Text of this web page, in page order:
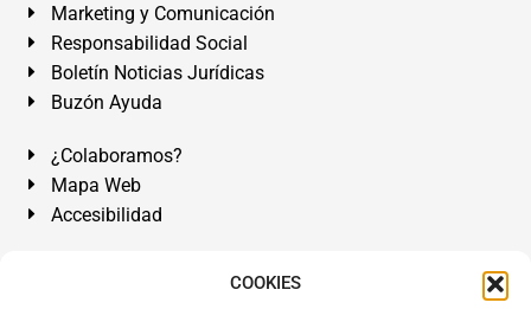
COOKIES
Marketing y Comunicación
Responsabilidad Social
Boletín Noticias Jurídicas
Buzón Ayuda
¿Colaboramos?
Mapa Web
Accesibilidad
Álvarez Abogados Tenerife:Calle Teobaldo Power Nº 7,